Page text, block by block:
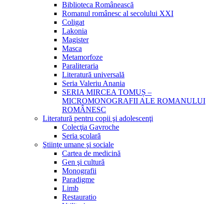
Biblioteca Românească
Romanul românesc al secolului XXI
Coligat
Lakonia
Magister
Masca
Metamorfoze
Paraliteraria
Literatură universală
Seria Valeriu Anania
SERIA MIRCEA TOMUȘ –
MICROMONOGRAFII ALE ROMANULUI
ROMÂNESC
Literatură pentru copii şi adolescenţi
Colecţia Gavroche
Seria şcolară
Ştiinţe umane şi sociale
Cartea de medicină
Gen şi cultură
Monografii
Paradigme
Limb
Restauratio